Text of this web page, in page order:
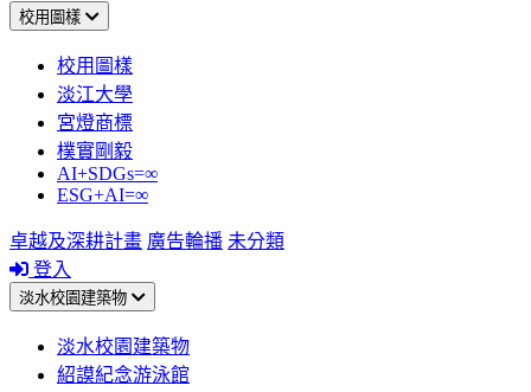
校用圖樣
校用圖樣
淡江大學
宮燈商標
樸實剛毅
AI+SDGs=∞
ESG+AI=∞
卓越及深耕計畫 廣告輪播 未分類
登入
淡水校園建築物
淡水校園建築物
紹謨紀念游泳館